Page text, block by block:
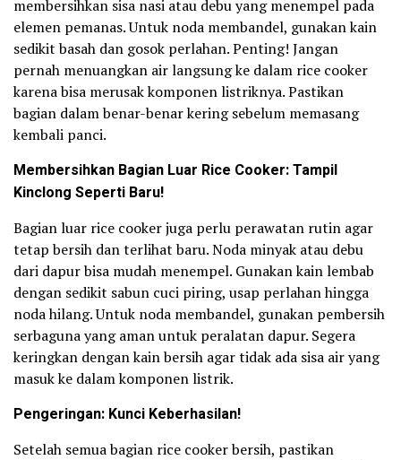
membersihkan sisa nasi atau debu yang menempel pada
elemen pemanas. Untuk noda membandel, gunakan kain
sedikit basah dan gosok perlahan. Penting! Jangan
pernah menuangkan air langsung ke dalam rice cooker
karena bisa merusak komponen listriknya. Pastikan
bagian dalam benar-benar kering sebelum memasang
kembali panci.
Membersihkan Bagian Luar Rice Cooker: Tampil
Kinclong Seperti Baru!
Bagian luar rice cooker juga perlu perawatan rutin agar
tetap bersih dan terlihat baru. Noda minyak atau debu
dari dapur bisa mudah menempel. Gunakan kain lembab
dengan sedikit sabun cuci piring, usap perlahan hingga
noda hilang. Untuk noda membandel, gunakan pembersih
serbaguna yang aman untuk peralatan dapur. Segera
keringkan dengan kain bersih agar tidak ada sisa air yang
masuk ke dalam komponen listrik.
Pengeringan: Kunci Keberhasilan!
Setelah semua bagian rice cooker bersih, pastikan